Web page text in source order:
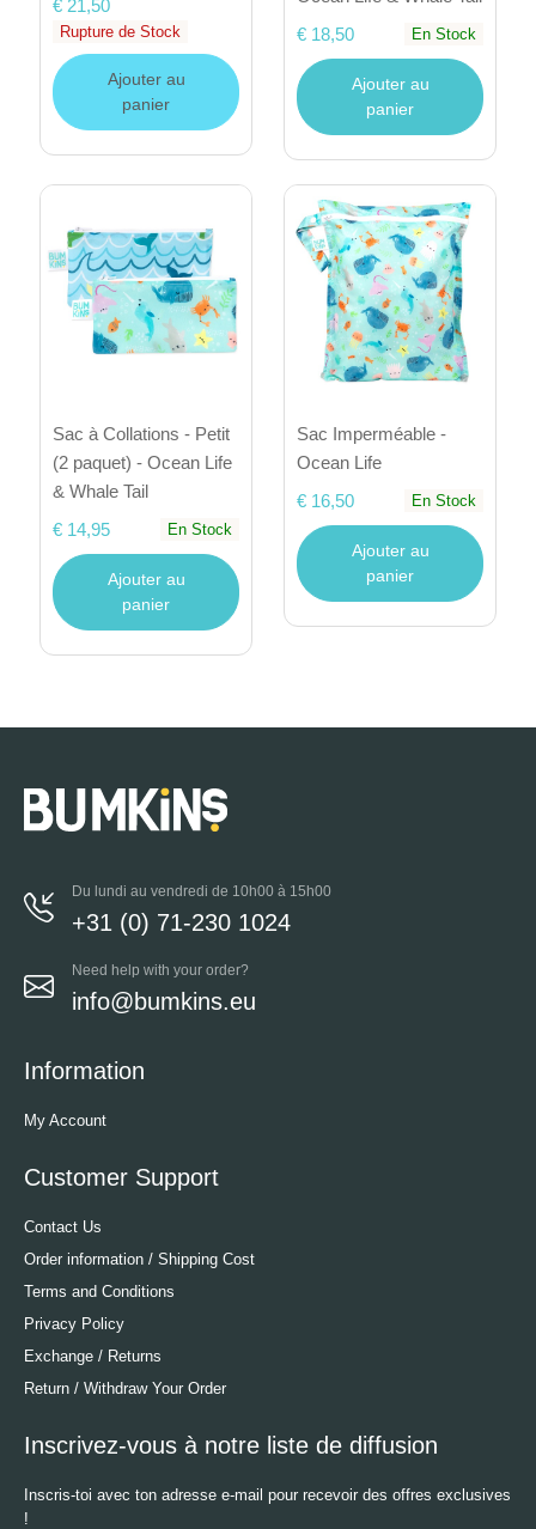
€ 21,50
Rupture de Stock
Ajouter au
panier
€ 18,50
En Stock
Ajouter au
panier
Sac à Collations - Petit
(2 paquet) - Ocean Life
& Whale Tail
€ 14,95
En Stock
Ajouter au
panier
Sac Imperméable -
Ocean Life
€ 16,50
En Stock
Ajouter au
panier
Du lundi au vendredi de 10h00 à 15h00
+31 (0) 71-230 1024
Need help with your order?
info@bumkins.eu
Information
My Account
Customer Support
Contact Us
Order information / Shipping Cost
Terms and Conditions
Privacy Policy
Exchange / Returns
Return / Withdraw Your Order
Inscrivez-vous à notre liste de diffusion
Inscris-toi avec ton adresse e-mail pour recevoir des offres exclusives
!